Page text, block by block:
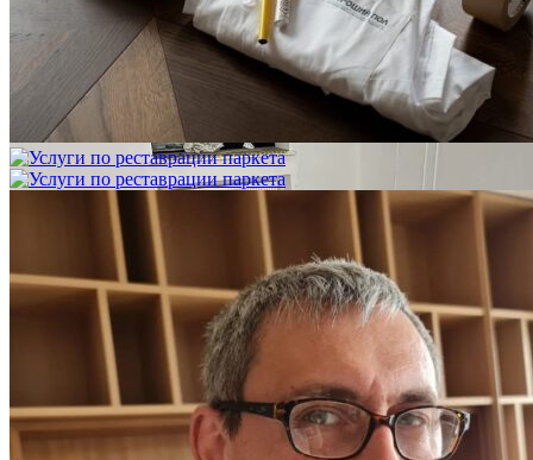
Блог
Интересные статьи о паркете Coswick
ВИДЕО-ИНСТРУКЦИЯ: Реставрация царапин. Полы,
покрытые маслом и твердым воском. Системы для локального
ремонта и восстановления
Читать полностью
02.02.2026
ПОЛЫ, ПОКРЫТЫЕ МАСЛОМ. РЕСТАВРАЦИЯ
НЕБОЛЬШИХ ПОТЕРТОСТЕЙ
Читать полностью
12.01.2026